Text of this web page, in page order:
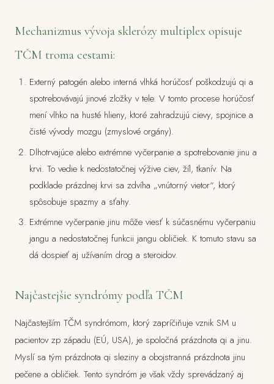
Mechanizmus vývoja sklerózy multiplex opisuje
TČM troma cestami:
Externý patogén alebo interná vlhká horúčosť poškodzujú qi a
spotrebovávajú jinové zložky v tele. V tomto procese horúčosť
mení vlhko na husté hlieny, ktoré zahradzujú cievy, spojnice a
čisté vývody mozgu (zmyslové orgány).
Dlhotrvajúce alebo extrémne vyčerpanie a spotrebovanie jinu a
krvi. To vedie k nedostatočnej výžive ciev, žíl, tkanív. Na
podklade prázdnej krvi sa zdvíha „vnútorný vietor“, ktorý
spôsobuje spazmy a sťahy.
Extrémne vyčerpanie jinu môže viesť k súčasnému vyčerpaniu
jangu a nedostatočnej funkcii jangu obličiek. K tomuto stavu sa
dá dospieť aj užívaním drog a steroidov.
Najčastejšie syndrómy podľa TČM
Najčastejším TČM syndrómom, ktorý zapríčiňuje vznik SM u
pacientov zp západu (EÚ, USA), je spoločná prázdnota qi a jinu.
Myslí sa tým prázdnota qi sleziny a obojstranná prázdnota jinu
pečene a obličiek. Tento syndróm je však vždy sprevádzaný aj